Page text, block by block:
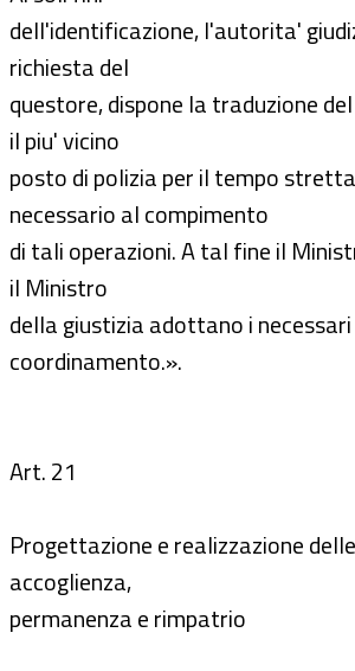
dell'identificazione, l'autorita'
richiesta del
questore, dispone la traduzione
il piu' vicino
posto di polizia per il tempo
necessario al compimento
di tali operazioni. A tal fine il
il Ministro
della giustizia adottano i
coordinamento.».
Art. 21
Progettazione e realizzazione
accoglienza,
permanenza e rimpatrio